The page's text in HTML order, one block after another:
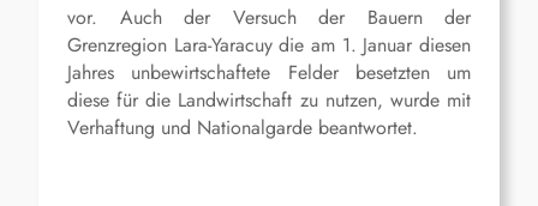
vor. Auch der Versuch der Bauern der
Grenzregion Lara-Yaracuy die am 1. Januar diesen
Jahres unbewirtschaftete Felder besetzten um
diese für die Landwirtschaft zu nutzen, wurde mit
Verhaftung und Nationalgarde beantwortet.